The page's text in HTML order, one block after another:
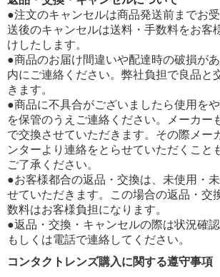
●注文のキャンセルは商品発送前までお
送後のキャンセルは送料・手数料をお客
けしたします。
●商品のお届け間違いや配達時の破損が
内にご連絡ください。弊社負担で良品と
きます。
●商品に不具合がございましたら使用を
を保管のうえご連絡ください。メーカー
で交換させていただきます。その際メー
ンターより連絡をとらせていただくこと
ご了承ください。
●お客様都合の返品・交換は、未使用・
せていただきます。この場合の返品・交
数料はお客様負担になります。
●返品・交換・キャンセルの際は状況確
もしくは電話で連絡してください。
コンタクトレンズ購入に関する遵守事項